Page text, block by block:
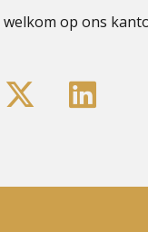
op ons